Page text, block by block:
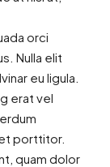
orci
Nulla elit
eu ligula.
erat vel
porttitor.
quam dolor